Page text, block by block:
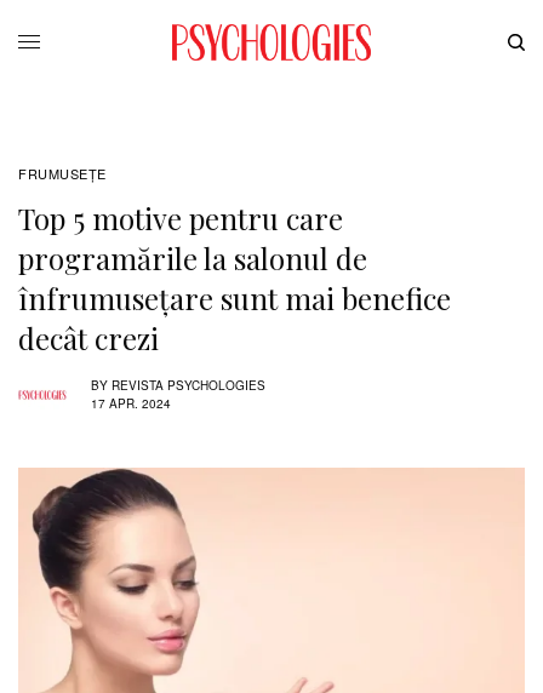
FRUMUSEȚE
Top 5 motive pentru care
programările la salonul de
înfrumusețare sunt mai benefice
decât crezi
BY REVISTA PSYCHOLOGIES
17 APR. 2024